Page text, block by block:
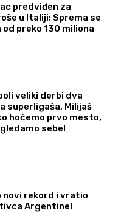
predviđen za
u Italiji: Sprema se
od preko 130 miliona
veliki derbi dva
superligaša, Milijaš
hoćemo prvo mesto,
sebe!
novi rekord i vratio
Argentine!